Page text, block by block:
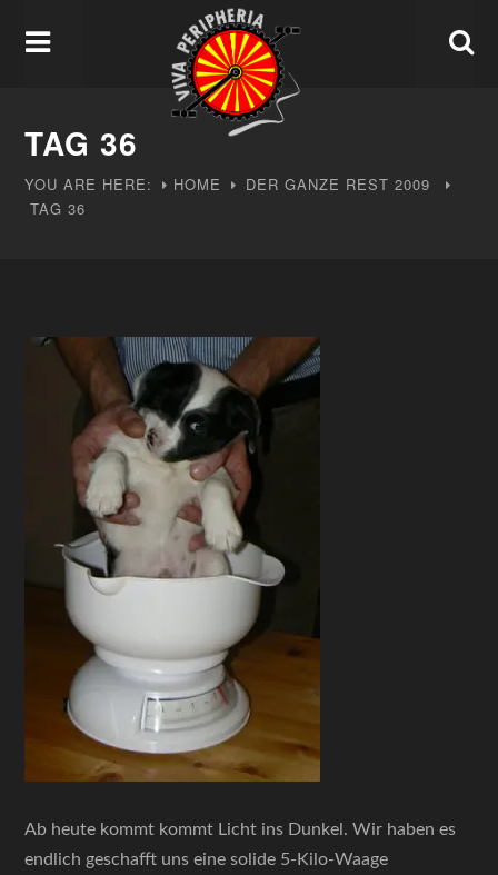
TAG 36
YOU ARE HERE: HOME DER GANZE REST 2009
TAG 36
Ab heute kommt kommt Licht ins Dunkel. Wir haben es
endlich geschafft uns eine solide 5-Kilo-Waage